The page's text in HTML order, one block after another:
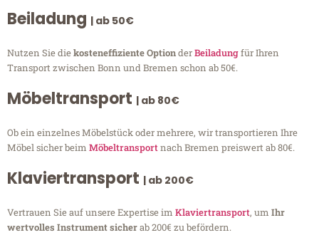
Beiladung | ab 50€
Nutzen Sie diekosteneffiziente OptionderBeiladungfür Ihren
Transport zwischen Bonn und Bremen schon ab 50€.
Möbeltransport | ab 80€
Ob ein einzelnes Möbelstück oder mehrere, wir transportieren Ihre
Möbel sicher beim Möbeltransportnach Bremen preiswert ab 80€.
Klaviertransport | ab 200€
Vertrauen Sie auf unsere Expertise im Klaviertransport, um Ihr
wertvolles Instrument sicherab 200€ zu befördern.